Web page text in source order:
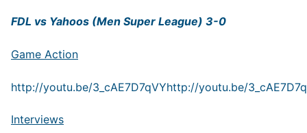
FDL vs Yahoos (Men Super League) 3-0
Game Action
http://youtu.be/3_cAE7D7qVYhttp://youtu.be/
Interviews